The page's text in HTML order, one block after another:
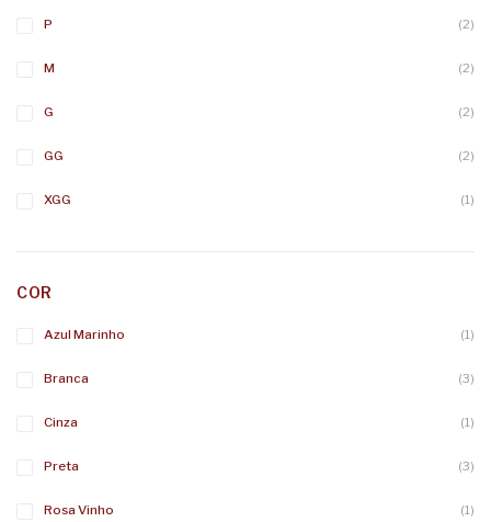
P (2)
M (2)
G (2)
GG (2)
XGG (1)
COR
Azul Marinho (1)
Branca (3)
Cinza (1)
Preta (3)
Rosa Vinho (1)